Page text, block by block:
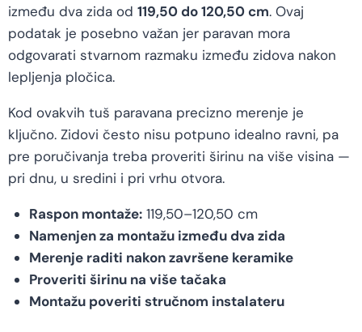
između dva zida od 119,50 do 120,50 cm. Ovaj
podatak je posebno važan jer paravan mora
odgovarati stvarnom razmaku između zidova nakon
lepljenja pločica.
Kod ovakvih tuš paravana precizno merenje je
ključno. Zidovi često nisu potpuno idealno ravni, pa
pre poručivanja treba proveriti širinu na više visina —
pri dnu, u sredini i pri vrhu otvora.
Raspon montaže:119,50–120,50 cm
Namenjen za montažu između dva zida
Merenje raditi nakon završene keramike
Proveriti širinu na više tačaka
Montažu poveriti stručnom instalateru